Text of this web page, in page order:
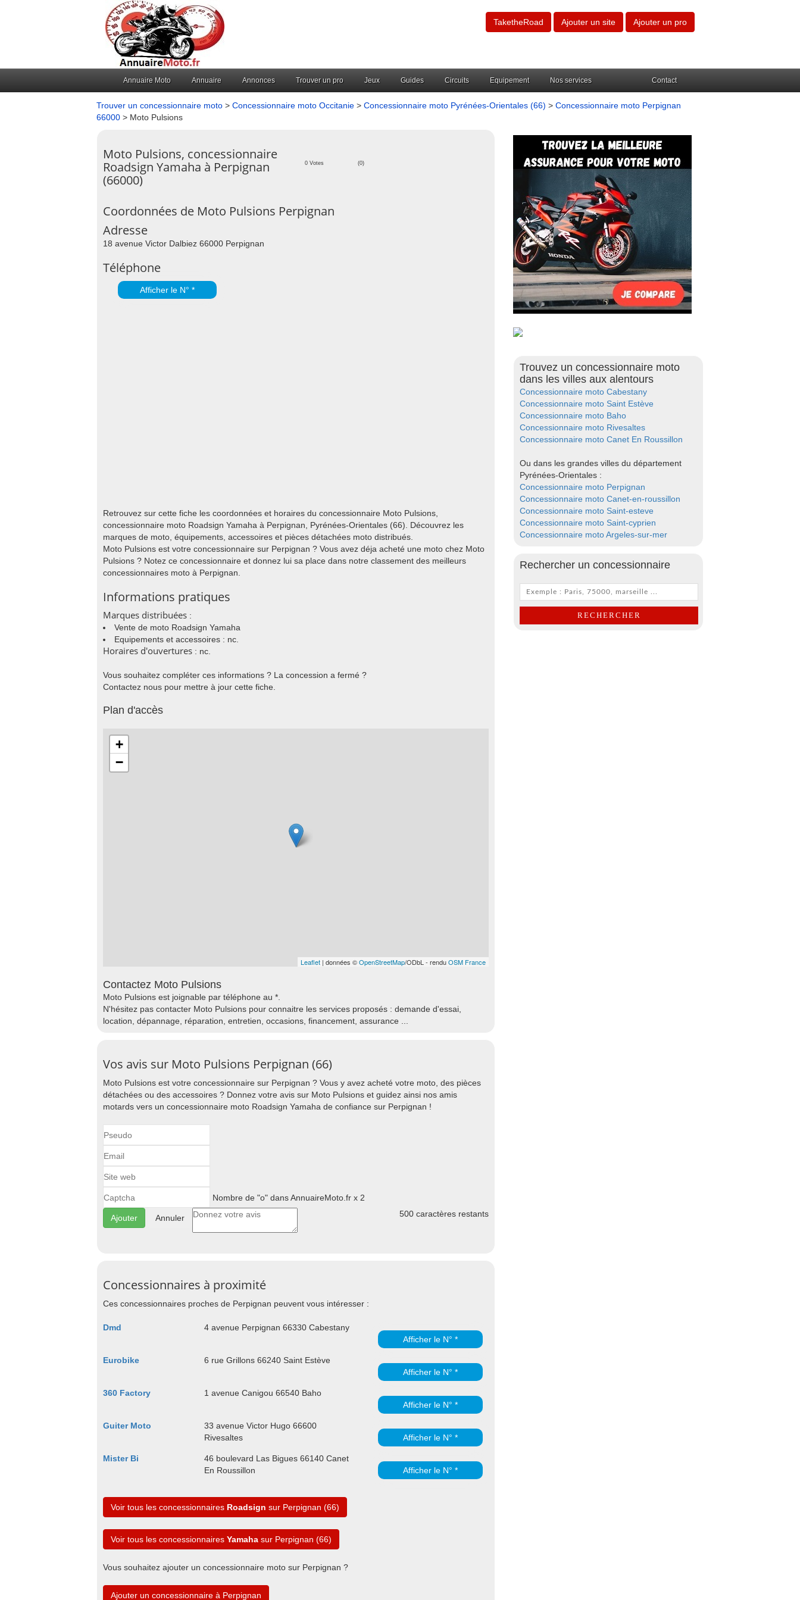
TaketheRoad Ajouter un site Ajouter un pro
Annuaire Moto Annuaire Annonces Trouver un pro Jeux Guides Circuits Equipement Nos services Contact
Trouver un concessionnaire moto > Concessionnaire moto Occitanie > Concessionnaire moto Pyrénées-Orientales (66) > Concessionnaire moto Perpignan
66000 > Moto Pulsions
Moto Pulsions, concessionnaire
Roadsign Yamaha à Perpignan
(66000)
0 Votes (0)
Coordonnées de Moto Pulsions Perpignan
Adresse
18 avenue Victor Dalbiez 66000 Perpignan
Téléphone
Afficher le N° *
Retrouvez sur cette fiche les coordonnées et horaires du concessionnaire Moto Pulsions,
concessionnaire moto Roadsign Yamaha à Perpignan, Pyrénées-Orientales (66). Découvrez les
marques de moto, équipements, accessoires et pièces détachées moto distribués.
Moto Pulsions est votre concessionnaire sur Perpignan ? Vous avez déja acheté une moto chez Moto
Pulsions ? Notez ce concessionnaire et donnez lui sa place dans notre classement des meilleurs
concessionnaires moto à Perpignan.
Informations pratiques
Marques distribuées :
Vente de moto Roadsign Yamaha
Equipements et accessoires : nc.
Horaires d'ouvertures : nc.
Vous souhaitez compléter ces informations ? La concession a fermé ?
Contactez nous pour mettre à jour cette fiche.
Plan d'accès
+
−
Leaflet | données ©OpenStreetMap/ODbL - renduOSM France
Contactez Moto Pulsions
Moto Pulsions est joignable par téléphone au *.
N'hésitez pas contacter Moto Pulsions pour connaitre les services proposés : demande d'essai,
location, dépannage, réparation, entretien, occasions, financement, assurance ...
Vos avis sur Moto Pulsions Perpignan (66)
Moto Pulsions est votre concessionnaire sur Perpignan ? Vous y avez acheté votre moto, des pièces
détachées ou des accessoires ? Donnez votre avis sur Moto Pulsions et guidez ainsi nos amis
motards vers un concessionnaire moto Roadsign Yamaha de confiance sur Perpignan !
Nombre de "o" dans AnnuaireMoto.fr x 2
Annuler 500 caractères restants
Concessionnaires à proximité
Ces concessionnaires proches de Perpignan peuvent vous intéresser :
Dmd
4 avenue Perpignan 66330 Cabestany
Afficher le N° *
Eurobike
6 rue Grillons 66240 Saint Estève
Afficher le N° *
360 Factory
1 avenue Canigou 66540 Baho
Afficher le N° *
Guiter Moto
33 avenue Victor Hugo 66600
Rivesaltes
Afficher le N° *
Mister Bi
46 boulevard Las Bigues 66140 Canet
En Roussillon
Afficher le N° *
Voir tous les concessionnaires Roadsign sur Perpignan (66)
Voir tous les concessionnaires Yamaha sur Perpignan (66)
Vous souhaitez ajouter un concessionnaire moto sur Perpignan ?
Ajouter un concessionnaire à Perpignan
Trouvez un concessionnaire moto
dans les villes aux alentours
Concessionnaire moto Cabestany
Concessionnaire moto Saint Estève
Concessionnaire moto Baho
Concessionnaire moto Rivesaltes
Concessionnaire moto Canet En Roussillon
Ou dans les grandes villes du département
Pyrénées-Orientales :
Concessionnaire moto Perpignan
Concessionnaire moto Canet-en-roussillon
Concessionnaire moto Saint-esteve
Concessionnaire moto Saint-cyprien
Concessionnaire moto Argeles-sur-mer
Rechercher un concessionnaire